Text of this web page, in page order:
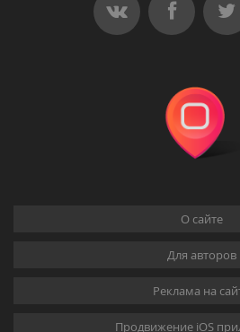
О сайте
Для авторов
Реклама на
Продвижение iOS